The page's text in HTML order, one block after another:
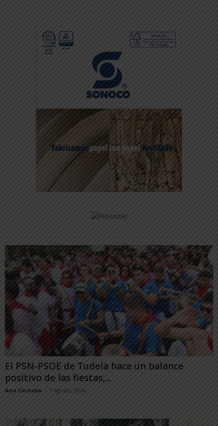
El PSN-PSOE de Tudela hace un balance
positivo de las fiestas,...
Ana Córdoba - 1 agosto, 2026